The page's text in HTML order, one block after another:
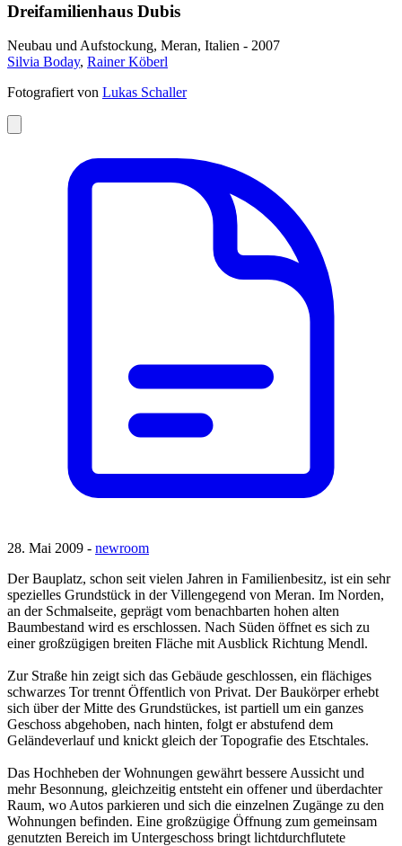
Dreifamilienhaus Dubis
Neubau und Aufstockung, Meran, Italien - 2007
Silvia Boday, Rainer Köberl
Fotografiert von Lukas Schaller
28. Mai 2009 - newroom
Der Bauplatz, schon seit vielen Jahren in Familienbesitz, ist ein sehr
spezielles Grundstück in der Villengegend von Meran. Im Norden,
an der Schmalseite, geprägt vom benachbarten hohen alten
Baumbestand wird es erschlossen. Nach Süden öffnet es sich zu
einer großzügigen breiten Fläche mit Ausblick Richtung Mendl.
Zur Straße hin zeigt sich das Gebäude geschlossen, ein flächiges
schwarzes Tor trennt Öffentlich von Privat. Der Baukörper erhebt
sich über der Mitte des Grundstückes, ist partiell um ein ganzes
Geschoss abgehoben, nach hinten, folgt er abstufend dem
Geländeverlauf und knickt gleich der Topografie des Etschtales.
Das Hochheben der Wohnungen gewährt bessere Aussicht und
mehr Besonnung, gleichzeitig entsteht ein offener und überdachter
Raum, wo Autos parkieren und sich die einzelnen Zugänge zu den
Wohnungen befinden. Eine großzügige Öffnung zum gemeinsam
genutzten Bereich im Untergeschoss bringt lichtdurchflutete